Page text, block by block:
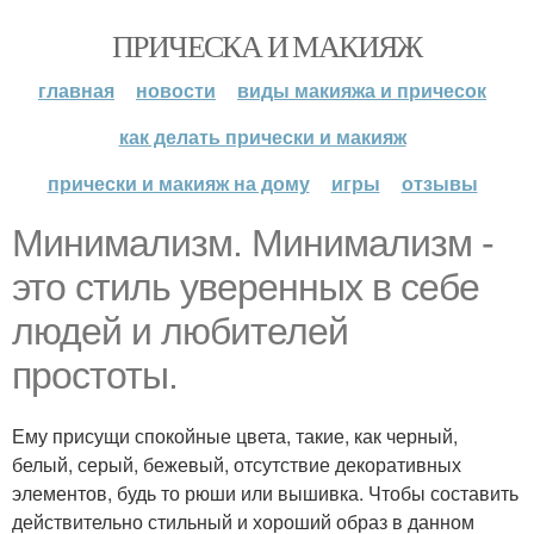
ПРИЧЕСКА И МАКИЯЖ
главная новости
виды макияжа и причесок
как делать прически и макияж
прически и макияж на дому
игры отзывы
Минимализм. Минимализм -
это стиль уверенных в себе
людей и любителей
простоты.
Ему присущи спокойные цвета, такие, как черный,
белый, серый, бежевый, отсутствие декоративных
элементов, будь то рюши или вышивка. Чтобы составить
действительно стильный и хороший образ в данном